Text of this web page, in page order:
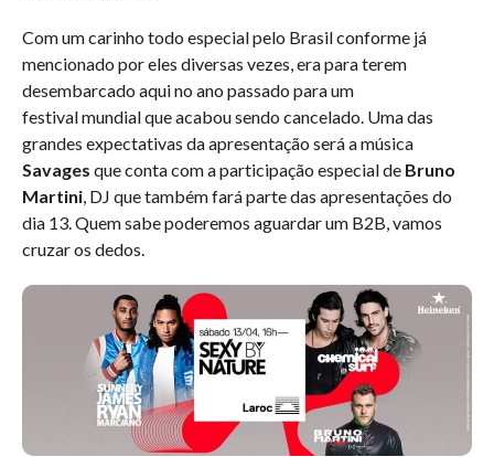
Com um carinho todo especial pelo Brasil conforme já
mencionado por eles diversas vezes, era para terem
desembarcado aqui no ano passado para um
festival mundial que acabou sendo cancelado. Uma das
grandes expectativas da apresentação será a música
Savages que conta com a participação especial de Bruno
Martini, DJ que também fará parte das apresentações do
dia 13. Quem sabe poderemos aguardar um B2B, vamos
cruzar os dedos.